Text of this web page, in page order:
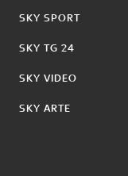
SKY SPORT
SKY TG 24
SKY VIDEO
SKY ARTE